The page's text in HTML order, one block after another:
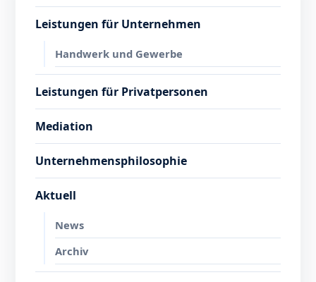
Leistungen für Unternehmen
Handwerk und Gewerbe
Leistungen für Privatpersonen
Mediation
Unternehmensphilosophie
Aktuell
News
Archiv